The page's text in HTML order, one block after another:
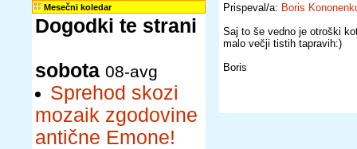
Mesečni koledar
Dogodki te strani
sobota 08-avg
Sprehod skozi
mozaik zgodovine
antične Emone!
Prispeval/a: Boris
Saj to še vedno je otroški
malo večji tistih tapravih:)
Boris